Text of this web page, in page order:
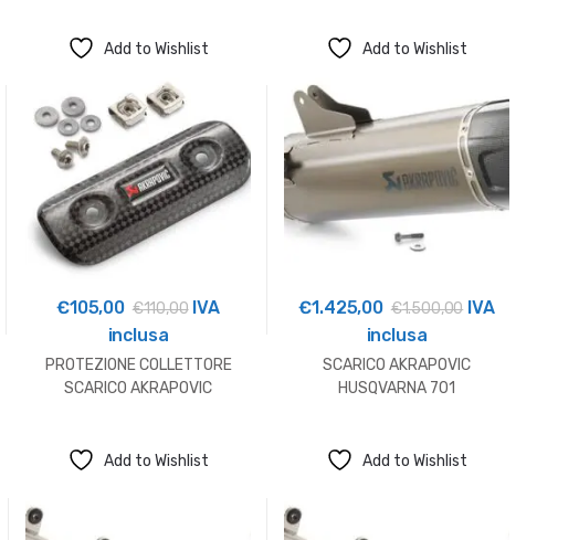
Add to Wishlist
€105,00 €110,00IVA
inclusa
PROTEZIONE COLLETTORE
SCARICO AKRAPOVIC
Add to Wishlist
€1.425,00 €1.500,00 IVA
inclusa
SCARICO AKRAPOVIC
HUSQVARNA 701
Add to Wishlist Add to Wishlist